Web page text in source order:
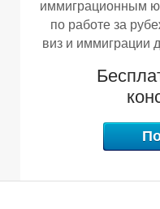
иммиграционным
по работе за
виз и иммиграции